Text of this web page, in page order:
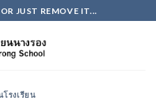
JUST REMOVE IT...
โรงเรียน